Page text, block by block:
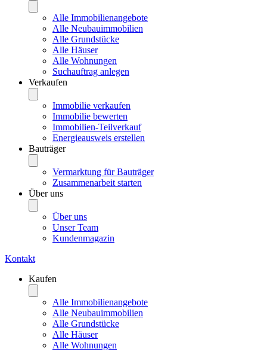
Alle Immobilienangebote
Alle Neubauimmobilien
Alle Grundstücke
Alle Häuser
Alle Wohnungen
Suchauftrag anlegen
Verkaufen
Immobilie verkaufen
Immobilie bewerten
Immobilien-Teilverkauf
Energieausweis erstellen
Bauträger
Vermarktung für Bauträger
Zusammenarbeit starten
Über uns
Über uns
Unser Team
Kundenmagazin
Kontakt
Kaufen
Alle Immobilienangebote
Alle Neubauimmobilien
Alle Grundstücke
Alle Häuser
Alle Wohnungen